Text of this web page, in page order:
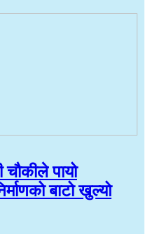
चौकीले पायो
बाटो खुल्यो